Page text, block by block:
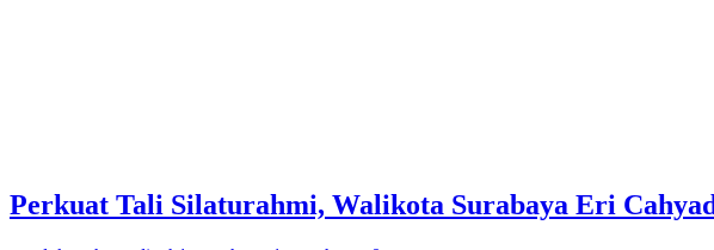
Perkuat Tali Silaturahmi, Walikota Surabaya Eri